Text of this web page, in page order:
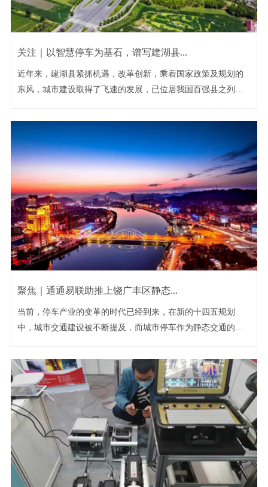
关注｜以智慧停车为基石，谱写建湖县...
近年来，建湖县紧抓机遇，改革创新，乘着国家政策及规划的
东风，城市建设取得了飞速的发展，已位居我国百强县之列，
聚焦｜通通易联助推上饶广丰区静态...
当前，停车产业的变革的时代已经到来，在新的十四五规划
中，城市交通建设被不断提及，而城市停车作为静态交通的重